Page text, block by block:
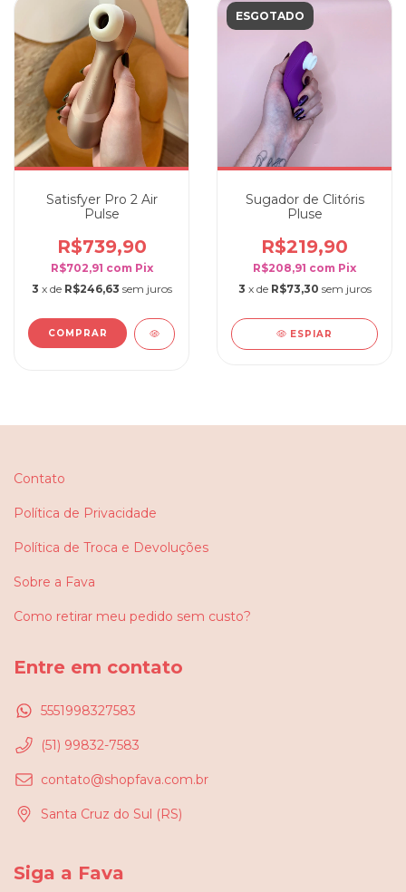
Satisfyer Pro 2 Air
Pulse
R$739,90
R$702,91 com Pix
3 x de R$246,63 sem juros
ESGOTADO
Sugador de Clitóris
Pluse
R$219,90
R$208,91 com Pix
3 x de R$73,30 sem juros
ESPIAR
Contato
Política de Privacidade
Política de Troca e Devoluções
Sobre a Fava
Como retirar meu pedido sem custo?
Entre em contato
5551998327583
(51) 99832-7583
contato@shopfava.com.br
Santa Cruz do Sul (RS)
Siga a Fava